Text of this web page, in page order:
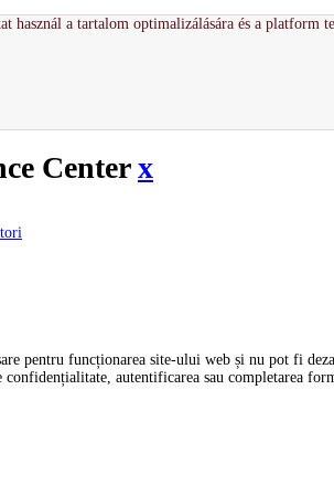
használ a tartalom optimalizálására és a
Centerx
pentru funcționarea site-ului web și nu pot fi
autentificarea sau completarea